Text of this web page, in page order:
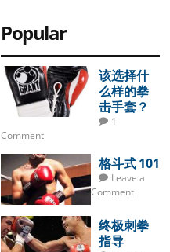
Popular
该选择什
么样的拳
击手套？
1
Comment
格斗式 101
Leave a
Comment
终极刺拳
指导